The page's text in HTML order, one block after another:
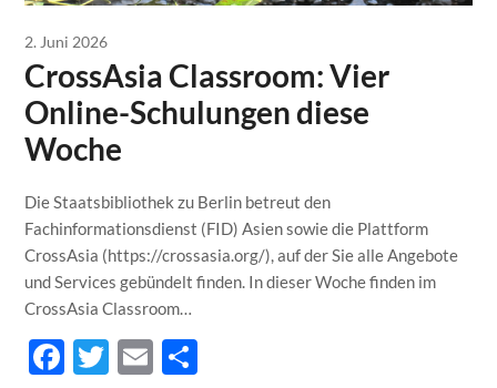
2. Juni 2026
CrossAsia Classroom: Vier
Online-Schulungen diese
Woche
Die Staatsbibliothek zu Berlin betreut den
Fachinformationsdienst (FID) Asien sowie die Plattform
CrossAsia (https://crossasia.org/), auf der Sie alle Angebote
und Services gebündelt finden. In dieser Woche finden im
CrossAsia Classroom…
Facebook
Twitter
Email